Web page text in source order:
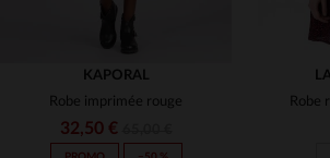
KAPORAL
Robe imprimée rouge
32,50 €
Robe